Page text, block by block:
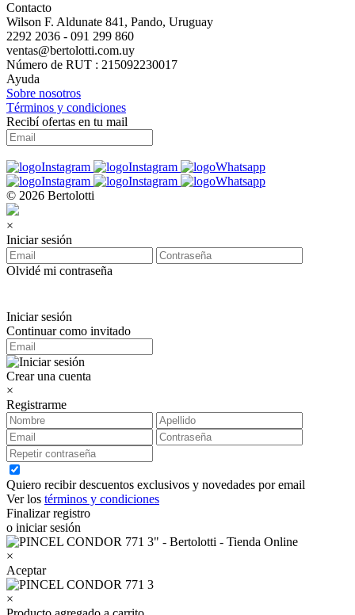
Contacto
Wilson F. Aldunate 841, Pando, Uruguay
2292 2036 - 091 299 860
ventas@bertolotti.com.uy
Número de RUT : 215092230017
Ayuda
Sobre nosotros
Términos y condiciones
Recibí ofertas en tu mail
© 2026 Bertolotti
×
Iniciar sesión
Olvidé mi contraseña
Iniciar sesión
Continuar como invitado
Crear una cuenta
×
Registrarme
Quiero recibir descuentos exclusivos y novedades por email
Ver los términos y condiciones
Finalizar registro
o iniciar sesión
×
Aceptar
×